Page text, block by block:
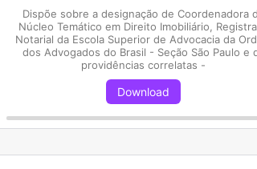
Dispõe sobre a designação de Coordenadora
Núcleo Temático em Direito Imobiliário,
Notarial da Escola Superior de Advocacia da
dos Advogados do Brasil - Seção São Paulo e
providências correlatas -
Download